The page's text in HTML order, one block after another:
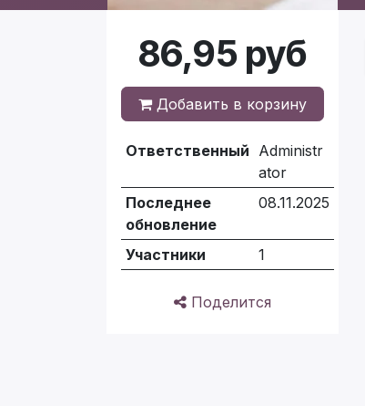
86,95 руб
Добавить в корзину
Ответственный Administr
ator
Последнее
обновление
08.11.2025
Участники 1
Поделится